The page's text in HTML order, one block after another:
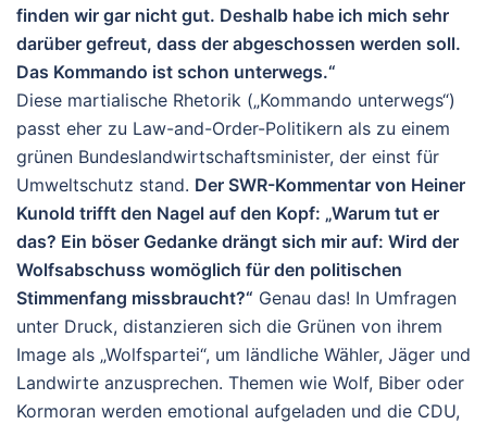
finden wir gar nicht gut. Deshalb habe ich mich sehr
darüber gefreut, dass der abgeschossen werden soll.
Das Kommando ist schon unterwegs.“
Diese martialische Rhetorik („Kommando unterwegs“)
passt eher zu Law-and-Order-Politikern als zu einem
grünen Bundeslandwirtschaftsminister, der einst für
Umweltschutz stand. Der SWR-Kommentar von Heiner
Kunold trifft den Nagel auf den Kopf: „Warum tut er
das? Ein böser Gedanke drängt sich mir auf: Wird der
Wolfsabschuss womöglich für den politischen
Stimmenfang missbraucht?“ Genau das! In Umfragen
unter Druck, distanzieren sich die Grünen von ihrem
Image als „Wolfspartei“, um ländliche Wähler, Jäger und
Landwirte anzusprechen. Themen wie Wolf, Biber oder
Kormoran werden emotional aufgeladen und die CDU,